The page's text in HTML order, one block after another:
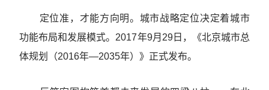
定位准，才能方向明。城市战略定位决定着城市
功能布局和发展模式。2017年9月29日，《北京城市总
体规划（2016年—2035年）》正式发布。